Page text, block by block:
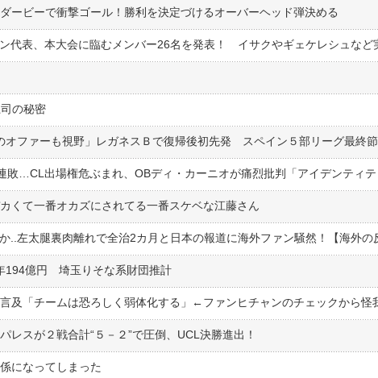
ービーで衝撃ゴール！勝利を決定づけるオーバーヘッド弾決める
の秘密
オファーも視野」レガネスＢで復帰後初先発 スペイン５部リーグ最終節
くて一番オカズにされてる一番スケベな江藤さん
億円 埼玉りそな系財団推計
レスが２戦合計“５－２”で圧倒、UCL決勝進出！
になってしまった